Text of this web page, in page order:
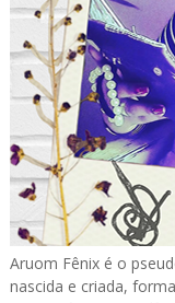
Aruom Fênix é o
nascida e criada,